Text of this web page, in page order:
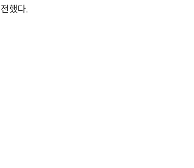
전했다.